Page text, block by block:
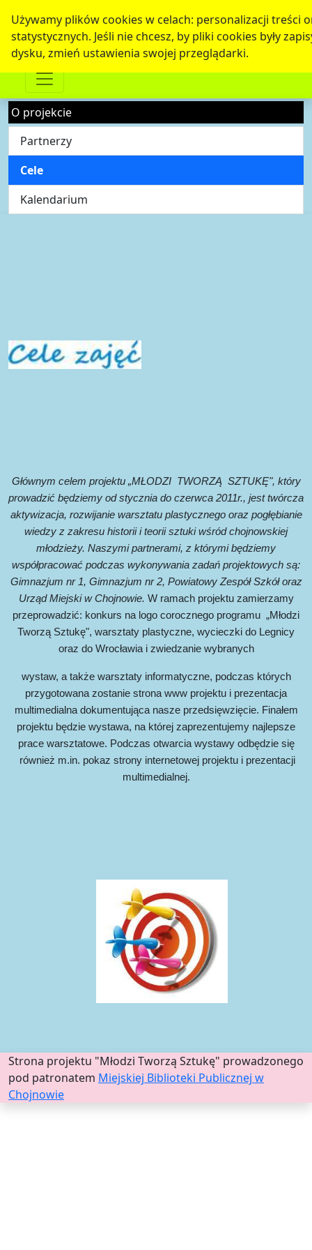
Używamy plików cookies w celach: personalizacji treści
statystycznych. Jeśli nie chcesz, by pliki cookies były
dysku, zmień ustawienia swojej przeglądarki.
O projekcie
Partnerzy
Cele
Kalendarium
Głównym celem projektu „MŁODZI TWORZĄ SZTUKĘ", który
prowadzić będziemy od stycznia do czerwca 2011r., jest twórcza
aktywizacja, rozwijanie warsztatu plastycznego oraz pogłębianie
wiedzy z zakresu historii i teorii sztuki wśród chojnowskiej
młodzieży. Naszymi partnerami, z którymi będziemy
współpracować podczas wykonywania zadań projektowych są:
Gimnazjum nr 1, Gimnazjum nr 2, Powiatowy Zespół Szkół oraz
Urząd Miejski w Chojnowie. W ramach projektu zamierzamy
przeprowadzić: konkurs na logo corocznego programu „Młodzi
Tworzą Sztukę", warsztaty plastyczne, wycieczki do Legnicy
oraz do Wrocławia izwiedzanie wybranych
wystaw, a także warsztaty informatyczne, podczas których
przygotowana zostanie strona www projektu i prezentacja
multimedialna dokumentująca nasze przedsięwzięcie. Finałem
projektu będzie wystawa, na której zaprezentujemy najlepsze
prace warsztatowe. Podczas otwarcia wystawy odbędzie się
również m.in. pokaz strony internetowej projektu i prezentacji
multimedialnej.
Strona projektu "Młodzi Tworzą Sztukę" prowadzonego
pod patronatem Miejskiej Biblioteki Publicznej w
Chojnowie